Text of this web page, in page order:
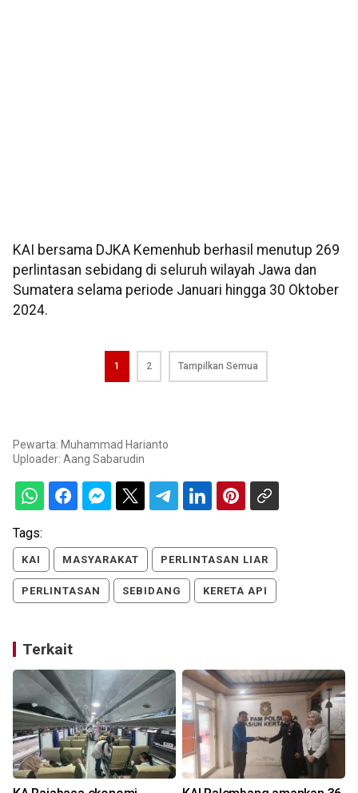
KAI bersama DJKA Kemenhub berhasil menutup 269
perlintasan sebidang di seluruh wilayah Jawa dan
Sumatera selama periode Januari hingga 30 Oktober
2024.
1 2 Tampilkan Semua
Pewarta: Muhammad Harianto
Uploader: Aang Sabarudin
Tags:
KAI MASYARAKAT PERLINTASAN LIAR
PERLINTASAN SEBIDANG KERETA API
Terkait